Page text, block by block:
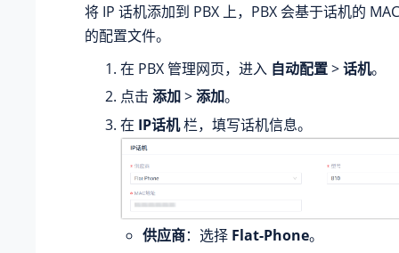
将 IP 话机添加到 PBX 上，PBX 会基于话机的
的配置文件。
在 PBX 管理网页，进入 自动配置>话机。
点击 添加>添加。
在 IP话机栏，填写话机信息。
供应商：选择 Flat-Phone。